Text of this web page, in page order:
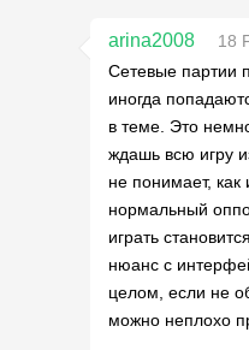
arina2008
18
Сетевые партии
иногда
в теме. Это
ждашь всю игру
не понимает, как
нормальный
играть
нюанс с
целом, если не
можно неплохо